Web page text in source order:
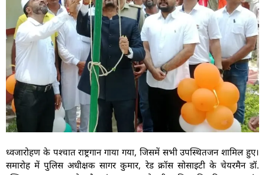
ध्वजारोहण के पश्चात राष्ट्रगान गाया गया, जिसमें सभी उपस्थितजन शामिल हुए।
समारोह में पुलिस अधीक्षक सागर कुमार, रेड क्रॉस सोसाइटी के चेयरमैन डॉ.